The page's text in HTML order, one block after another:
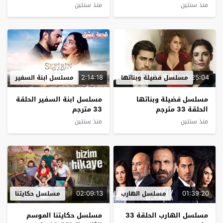
منذ سنتين منذ سنتين
02:25:04مسلسل فضيلة وبناتها
مسلسل فضيلة وبناتها
الحلقة 33 مترجم
منذ سنتين
2:14:18 مسلسل ابنة السفير
مسلسل ابنة السفير الحلقة
33 مترجم
منذ سنتين
01:39:20 مسلسل الهارب
مسلسل الهارب الحلقة 33
02:09:13 مسلسل حكايتنا
مسلسل حكايتنا الموسم